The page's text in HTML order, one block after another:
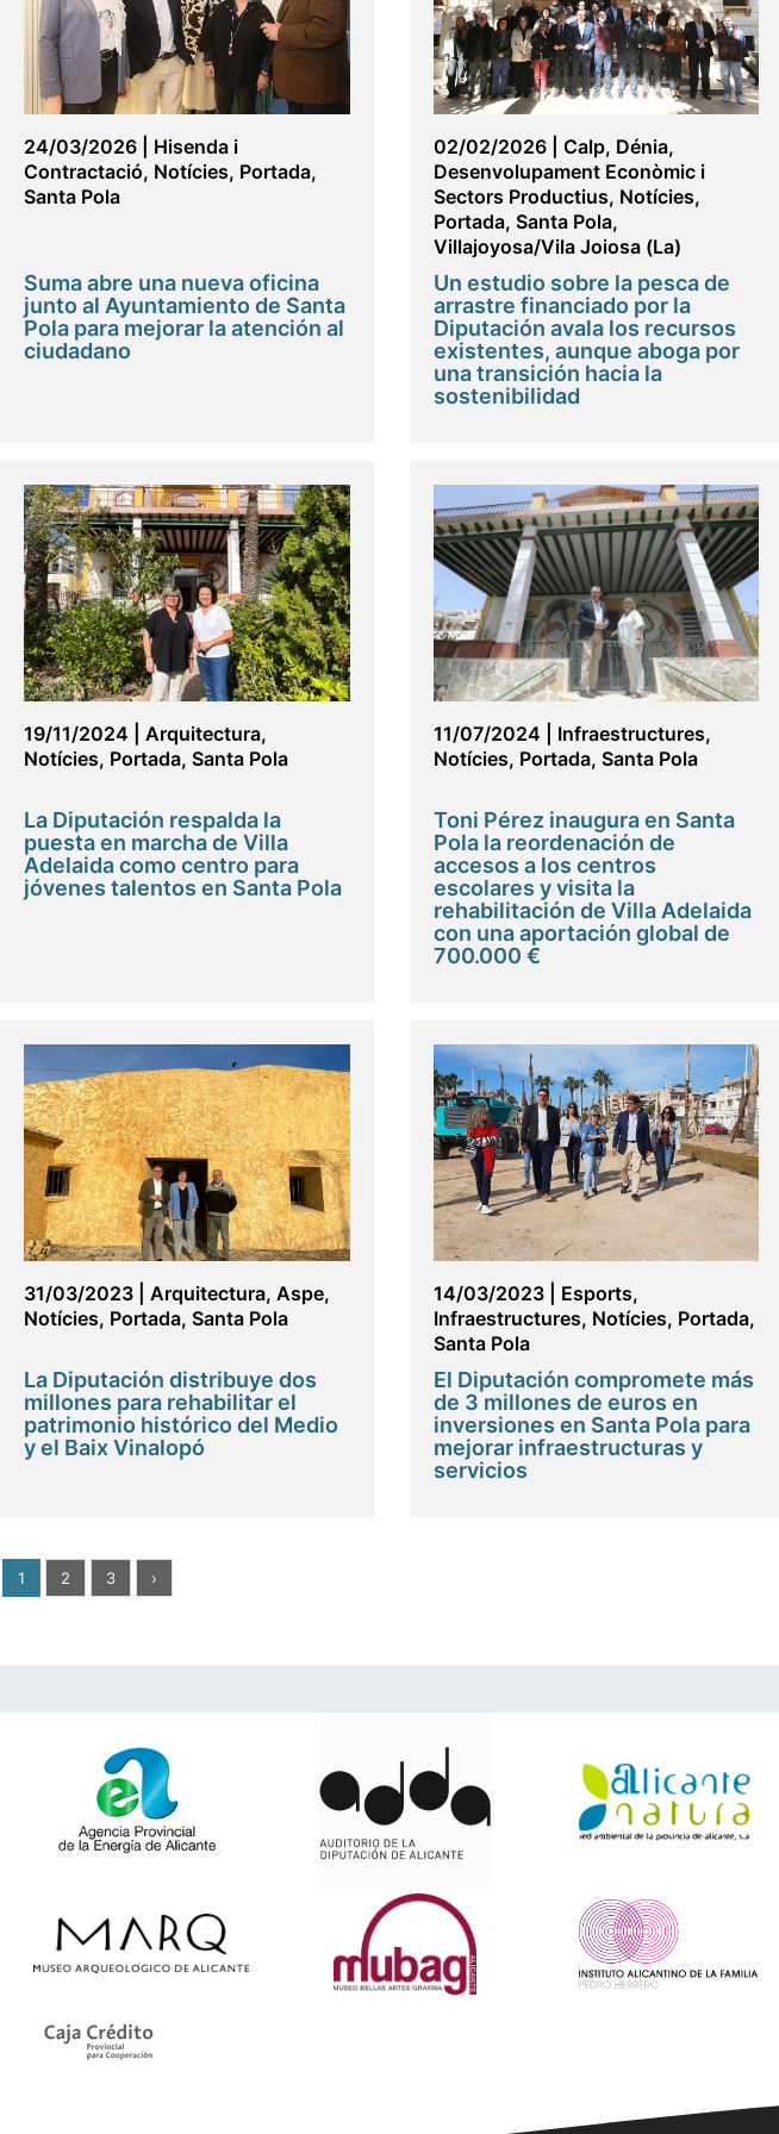
24/03/2026
Hisenda i
Contractació, Notícies, Portada,
Santa Pola
Suma abre una nueva oficina
junto al Ayuntamiento de Santa
Pola para mejorar la atención al
ciudadano
02/02/2026| Calp, Dénia,
Desenvolupament Econòmic i
Sectors Productius, Notícies,
Portada, Santa Pola,
Villajoyosa/Vila Joiosa (La)
Un estudio sobre la pesca de
arrastre financiado por la
Diputación avala los recursos
existentes, aunque aboga por
una transición hacia la
sostenibilidad
19/11/2024 Arquitectura,
Notícies, Portada, Santa Pola
La Diputación respalda la
puesta en marcha de Villa
Adelaida como centro para
jóvenes talentos en Santa Pola
11/07/2024 Infraestructures,
Notícies, Portada, Santa Pola
Toni Pérez inaugura en Santa
Pola la reordenación de
accesos a los centros
escolares y visita la
rehabilitación de Villa Adelaida
con una aportación global de
700.000 €
31/03/2023 Arquitectura, Aspe,
Notícies, Portada, Santa Pola
La Diputación distribuye dos
millones para rehabilitar el
patrimonio histórico del Medio
y el Baix Vinalopó
14/03/2023| Esports,
Infraestructures, Notícies, Portada,
Santa Pola
El Diputación compromete más
de 3 millones de euros en
inversiones en Santa Pola para
mejorar infraestructuras y
servicios
1 2 3 ›